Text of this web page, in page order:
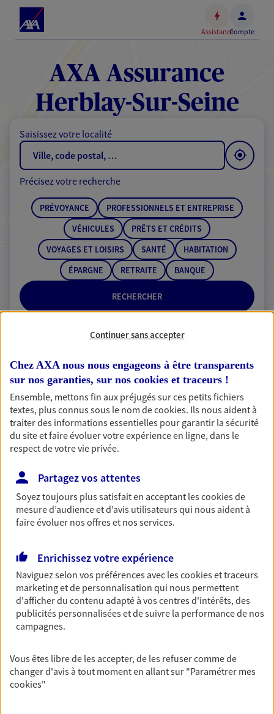
Accéder
contenu
principal
Accéder
au
de
AssistanceCompte
AXA Assurance
Herblay-Sur-Seine
Saisissez votre localité
RECHERCHER
Précisez votre recherche
PRÉVOYANCE
PROFESSIONNELS ET ENTREPRISE
VÉHICULES
PRÊTS ET CRÉDITS
VOYAGES ET LOISIRS
SANTÉ
HABITATION
ÉPARGNE
RETRAITE BANQUE
2 résultats correspondent à votre
recherche
Passer les
résultats
Liste Carte
Eirl Benoit Gregory
Agent Général d'assurance exclusif AXA
France
28 Rue Du General De Gaulle, 95220 Herblay Sur Seine
Horaires :Fermé
Ouvre le 10 août à 14:00
01 39 97 63 15
VOIR NOTRE SITE WEB
Continuer sans accepter
Chez AXA nous nous engageons à être transparents
sur nos garanties, sur nos cookies et traceurs !
Ensemble, mettons fin aux préjugés sur ces petits fichiers
textes, plus connus sous le nom decookies. Ils nous aident à
traiter des informations essentielles pour garantir la sécurité
du site et faire évoluer votre expérience en ligne, dans le
respect de votre vie privée.
Partagez vos attentes
Soyez toujours plus satisfait en acceptant lescookiesde
mesure d’audience et d’avis utilisateurs qui nous aident à
faire évoluer nos offres et nos services.
Enrichissez votre expérience
Naviguez selon vos préférences avec lescookies et traceurs
marketing et de personnalisation qui nous permettent
d'afficher du contenu adapté à vos centres d'intérêts, des
publicités personnalisées et de suivre la performance de nos
campagnes.
Vous êtes libre de les accepter, de les refuser comme de
changer d'avis à tout moment en allant sur "Paramétrer mes
cookies"